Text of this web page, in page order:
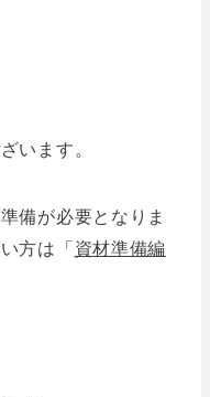
います。
備が必要となりま
方は「資材準備編